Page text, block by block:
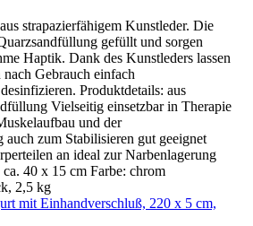
strapazierfähigem Kunstleder. Die
gefüllt und sorgen
Haptik. Dank des Kunstleders lassen
Gebrauch einfach
Produktdetails: aus
Vielseitig einsetzbar in Therapie
und der
auch zum Stabilisieren gut geeignet
an ideal zur Narbenlagerung
40 x 15 cm Farbe: chrom
2,5 kg